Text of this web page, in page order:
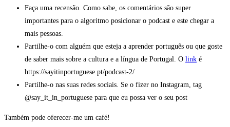
Faça uma recensão. Como sabe, os comentários são super
importantes para o algoritmo posicionar o podcast e este chegar a
mais pessoas.
Partilhe-o com alguém que esteja a aprender português ou que goste
de saber mais sobre a cultura e a língua de Portugal. O link é
https://sayitinportuguese.pt/podcast-2/
Partilhe-o nas suas redes sociais. Se o fizer no Instagram, tag
@say_it_in_portuguese para que eu possa ver o seu post
Também pode oferecer-me um café!